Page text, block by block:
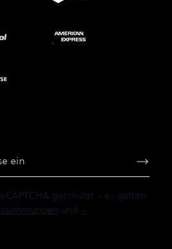
geschützt - es gelten
und -